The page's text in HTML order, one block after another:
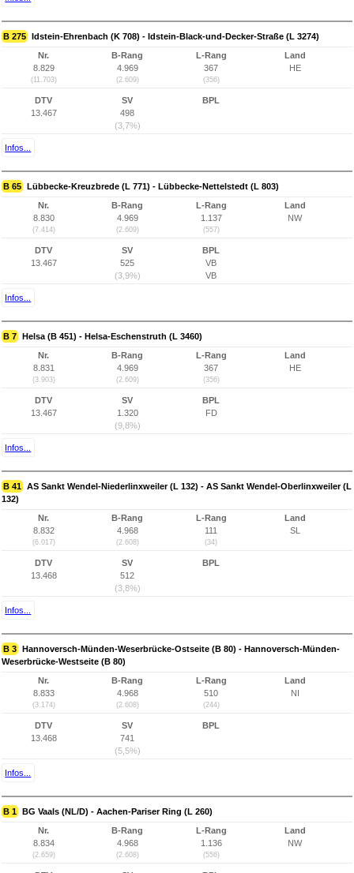
B 275 Idstein-Ehrenbach (K 708) - Idstein-Black-und-Decker-Straße (L 3274)
Nr.
8.829
(11.703)
B-Rang
4.969
(2.609)
L-Rang
367
(356)
Land
HE
DTV
13.467
SV
498
(3,7%)
BPL
Infos...
B 65 Lübbecke-Kreuzbrede (L 771) - Lübbecke-Nettelstedt (L 803)
Nr.
8.830
(7.414)
B-Rang
4.969
(2.609)
L-Rang
1.137
(557)
Land
NW
DTV
13.467
SV
525
(3,9%)
BPL
VB
VB
Infos...
B 7 Helsa (B 451) - Helsa-Eschenstruth (L 3460)
Nr.
8.831
(3.903)
B-Rang
4.969
(2.609)
L-Rang
367
(356)
Land
HE
DTV
13.467
SV
1.320
(9,8%)
BPL
FD
Infos...
B 41 AS Sankt Wendel-Niederlinxweiler (L 132) - AS Sankt Wendel-Oberlinxweiler (L
132)
Nr.
8.832
(6.017)
B-Rang
4.968
(2.608)
L-Rang
111
(34)
Land
SL
DTV
13.468
SV
512
(3,8%)
BPL
Infos...
B 3 Hannoversch-Münden-Weserbrücke-Ostseite (B 80) - Hannoversch-Münden-
Weserbrücke-Westseite (B 80)
Nr.
8.833
(3.174)
B-Rang
4.968
(2.608)
L-Rang
510
(244)
Land
NI
DTV
13.468
SV
741
(5,5%)
BPL
Infos...
B 1 BG Vaals (NL/D) - Aachen-Pariser Ring (L 260)
Nr.
8.834
(2.659)
B-Rang
4.968
(2.608)
L-Rang
1.136
(556)
Land
NW